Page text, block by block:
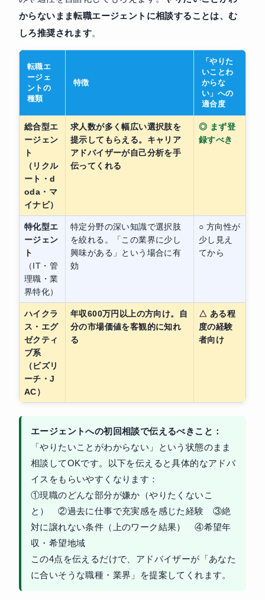
からないまま転職エージェントに相談することは、む
しろ推奨されます。
転職エ
ージェ
ントの
種類
特徴
「やりた
いことわ
からな
い」への
適合度
総合型エ
ージェン
ト
（リクル
ート・d
oda・マ
イナビ）
求人数が多く幅広い選択肢を
提示してもらえる。キャリア
アドバイザーが自己分析を手
伝ってくれる
◎ まず登
録すべき
特化型エ
ージェン
ト
（IT・管
理職・業
界特化）
特定分野の深い知識で選択肢
を絞れる。「この業界に少し
興味がある」という場合に有
効
○ 方向性が
少し見え
てから
ハイクラ
ス・エグ
ゼクティ
ブ系
（ビズリ
ーチ・J
AC）
年収600万円以上の方向け。自
分の市場価値を客観的に知れ
る
△ ある程
度の経験
者向け
エージェントへの初回相談で伝えるべきこと：
「やりたいことがわからない」という状態のまま
相談してOKです。以下を伝えると具体的なアドバ
イスをもらいやすくなります：
①現職のどんな部分が嫌か（やりたくないこ
と） ②過去に仕事で充実感を感じた経験 ③絶
対に譲れない条件（上のワーク結果） ④希望年
収・希望地域
この4点を伝えるだけで、アドバイザーが「あなた
に合いそうな職種・業界」を提案してくれます。